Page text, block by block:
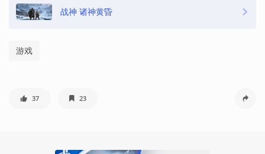
战神 诸神黄昏
游戏
37 23